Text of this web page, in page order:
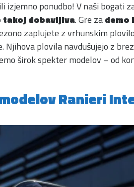
ponudbo! V naši bogati
takoj dobavljiva. Gre zademo
zaplujete z vrhunskim
Njihova plovila navdušujejo z
širok spekter modelov – od
Ranieri